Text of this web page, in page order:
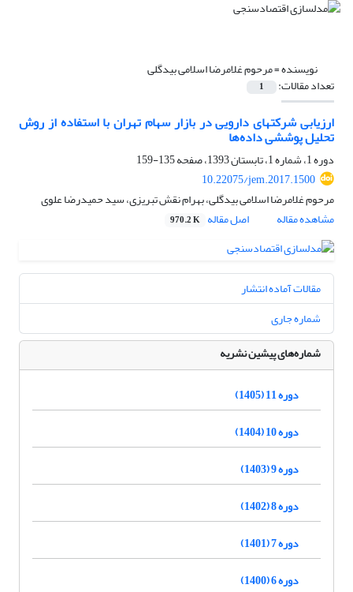
نویسنده =مرحوم غلامرضا اسلامی بیدگلی
تعداد مقالات: 1
ارزیابی شرکتهای دارویی در بازار سهام تهران با استفاده از روش
تحلیل پوششی داده‌ها
دوره 1، شماره 1، تابستان 1393، صفحه
135-159
10.22075/jem.2017.1500
مرحوم غلامرضا اسلامی بیدگلی، بهرام نقش تبریزی، سید حمیدرضا علوی
مشاهده مقاله
اصل مقاله 970.2 K
مقالات آماده انتشار
شماره جاری
شماره‌های پیشین نشریه
دوره 11 (1405)
دوره 10 (1404)
دوره 9 (1403)
دوره 8 (1402)
دوره 7 (1401)
دوره 6 (1400)